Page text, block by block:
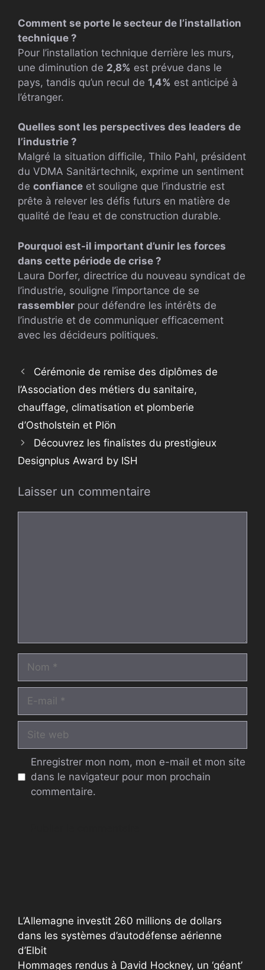
Comment se porte le secteur de l’installation
technique ?
Pour l’installation technique derrière les murs,
une diminution de 2,8% est prévue dans le
pays, tandis qu’un recul de 1,4% est anticipé à
l’étranger.
Quelles sont les perspectives des leaders de
l’industrie ?
Malgré la situation difficile, Thilo Pahl, président
du VDMA Sanitärtechnik, exprime un sentiment
de confiance et souligne que l’industrie est
prête à relever les défis futurs en matière de
qualité de l’eau et de construction durable.
Pourquoi est-il important d’unir les forces
dans cette période de crise ?
Laura Dorfer, directrice du nouveau syndicat de
l’industrie, souligne l’importance de se
rassembler pour défendre les intérêts de
l’industrie et de communiquer efficacement
avec les décideurs politiques.
Cérémonie de remise des diplômes de
l’Association des métiers du sanitaire,
chauffage, climatisation et plomberie
d’Ostholstein et Plön
Découvrez les finalistes du prestigieux
Designplus Award by ISH
Laisser un commentaire
Enregistrer mon nom, mon e-mail et mon site
dans le navigateur pour mon prochain
commentaire.
r
n
a
t
L’Allemagne investit 260 millions de dollars
dans les systèmes d’autodéfense aérienne
d’Elbit
Hommages rendus à David Hockney, un ‘géant’